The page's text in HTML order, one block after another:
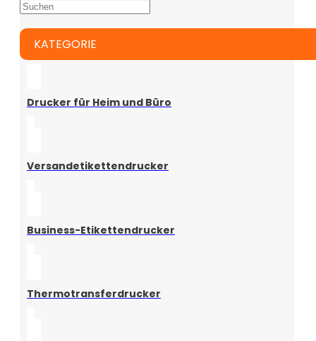
KATEGORIE
Drucker für Heim und Büro
Versandetikettendrucker
Business-Etikettendrucker
Thermotransferdrucker